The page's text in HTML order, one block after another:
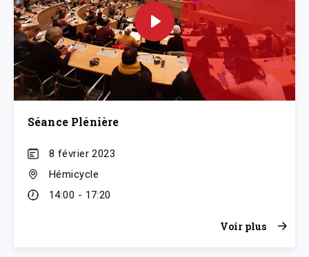
Séance Plénière
8 février 2023
Hémicycle
14:00 - 17:20
Voir plus